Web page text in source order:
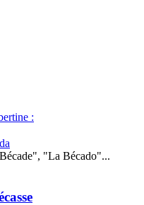
:
"La Bécado"...